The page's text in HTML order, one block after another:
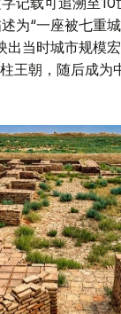
为“一座被七重
当时城市规模宏
王朝，随后成为